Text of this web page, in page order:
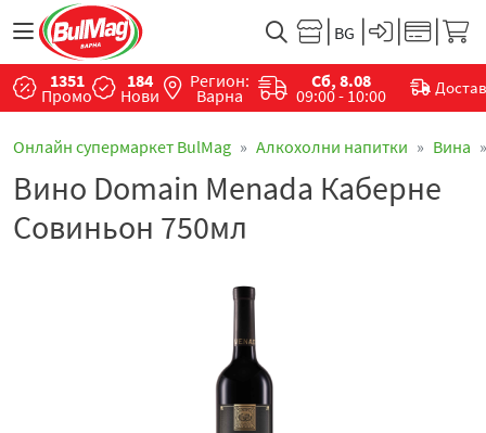
1351
Промо
184
Нови
Регион:
Варна
Сб, 8.08
09:00 - 10:00
Онлайн супермаркет BulMag Алкохолни напитки Вина
Вино Domain Menada Каберне
Совиньон 750мл